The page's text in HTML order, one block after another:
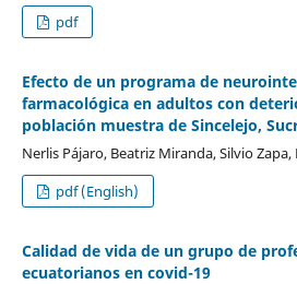
pdf
Efecto de un programa de
farmacológica en adultos con
población muestra de Sincelejo,
Nerlis Pájaro, Beatriz Miranda, Silvio Zapa,
pdf (English)
Calidad de vida de un grupo de
ecuatorianos en covid-19